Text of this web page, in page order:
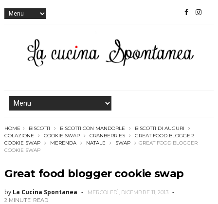
HOME BISCOTTI BISCOTTI CON MANDORLE
BISCOTTI DI AUGURI
COLAZIONE
COOKIE SWAP CRANBERRIES
GREAT FOOD BLOGGER
COOKIE SWAP
MERENDA NATALE SWAP
GREAT FOOD BLOGGER
COOKIE SWAP
Great food blogger cookie swap
by La Cucina Spontanea
MERCOLEDÌ, DICEMBRE 11, 2013
2 MINUTE READ